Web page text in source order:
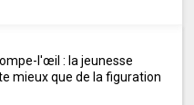
l'œil : la jeunesse
mieux que de la figuration